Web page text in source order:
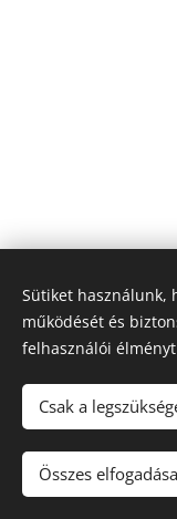
© 2026
Sütiket használunk,
működését és
felhasználói
Csak a
Összes elfogadása